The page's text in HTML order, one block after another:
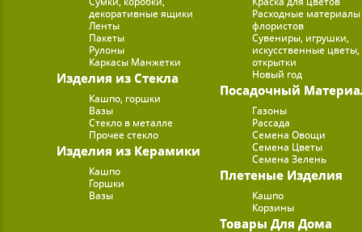
декоративные ящики
Ленты
Пакеты
Рулоны
Каркасы Манжетки
Изделия из Стекла
Кашпо, горшки
Вазы
Стекло в металле
Прочее стекло
Изделия из Керамики
Кашпо
Горшки
Вазы
Расходные
флористов
Сувениры, игрушки,
искусственные цветы,
открытки
Новый год
Посадочный
Газоны
Рассада
Семена Овощи
Семена Цветы
Семена Зелень
Плетеные Изделия
Кашпо
Корзины
Товары Для Дома